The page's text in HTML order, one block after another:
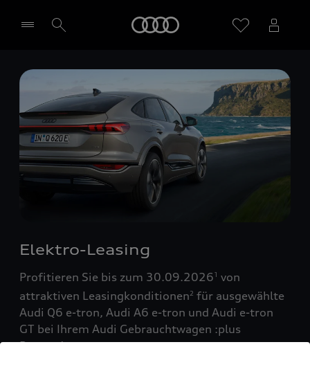
Händler wählen
Elektro-Leasing
Profitieren Sie bis zum 30.09.20261 von
attraktiven Leasingkonditionen2 für ausgewählte
Audi Q6 e-tron, Audi A6 e-tron und Audi e-tron
GT bei Ihrem Audi Gebrauchtwagen :plus
Partner!